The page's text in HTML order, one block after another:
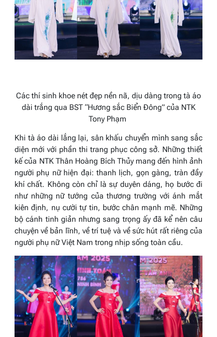
Các thí sinh khoe nét đẹp nền nã, dịu dàng trong tà áo
dài trắng qua BST “Hương sắc Biển Đông” của NTK
Tony Phạm
Khi tà áo dài lắng lại, sân khấu chuyển mình sang sắc
diện mới với phần thi trang phục công sở. Những thiết
kế của NTK Thân Hoàng Bích Thủy mang đến hình ảnh
người phụ nữ hiện đại: thanh lịch, gọn gàng, tràn đầy
khí chất. Không còn chỉ là sự duyên dáng, họ bước đi
như những nữ tướng của thương trường với ánh mắt
kiên định, nụ cười tự tin, bước chân mạnh mẽ. Những
bộ cánh tinh giản nhưng sang trọng ấy đã kể nên câu
chuyện về bản lĩnh, về trí tuệ và về sức hút rất riêng của
người phụ nữ Việt Nam trong nhịp sống toàn cầu.